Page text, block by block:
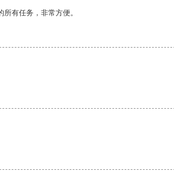
有任务，非常方便。